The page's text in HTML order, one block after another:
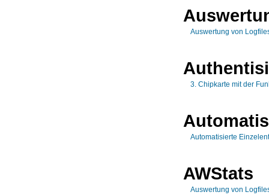
Auswertung von
3. Chipkarte mit der
Automatisierte
AWStats
Auswertung von